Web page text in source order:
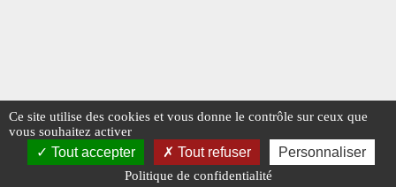
Ce site utilise des cookies et vous donne le contrôle sur ceux que
vous souhaitez activer
Tout accepter Tout refuser Personnaliser
Politique de confidentialité